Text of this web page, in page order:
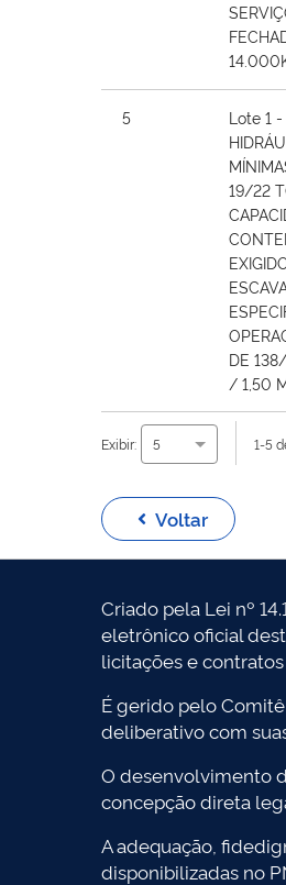
5
Lote 1 -
19/22
DE
/ 1,50
Exibir: 5 1-5
Voltar
Criado pela Lei nº
eletrônico oficial
licitações e
É gerido pelo
deliberativo com
O desenvolvimento
concepção direta
A adequação,
disponibilizadas no